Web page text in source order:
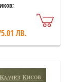
ЛВ.